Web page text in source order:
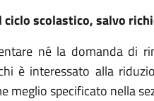
scolastico, salvo
né la domanda di
è interessato alla
meglio specificato nella